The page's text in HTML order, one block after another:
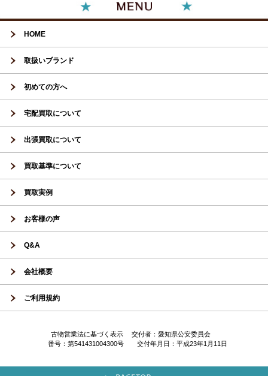
HOME
取扱いブランド
初めての方へ
宅配買取について
出張買取について
買取基準について
買取実例
お客様の声
Q&A
会社概要
ご利用規約
古物営業法に基づく表示 交付者：愛知県公安委員会
番号：第541431004300号 交付年月日：平成23年1月11日